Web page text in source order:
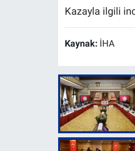
Kazayla ilgili
Kaynak: İHA